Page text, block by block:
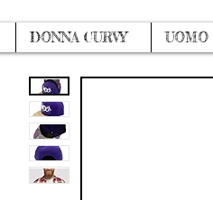
DONNA CURVY UOMO